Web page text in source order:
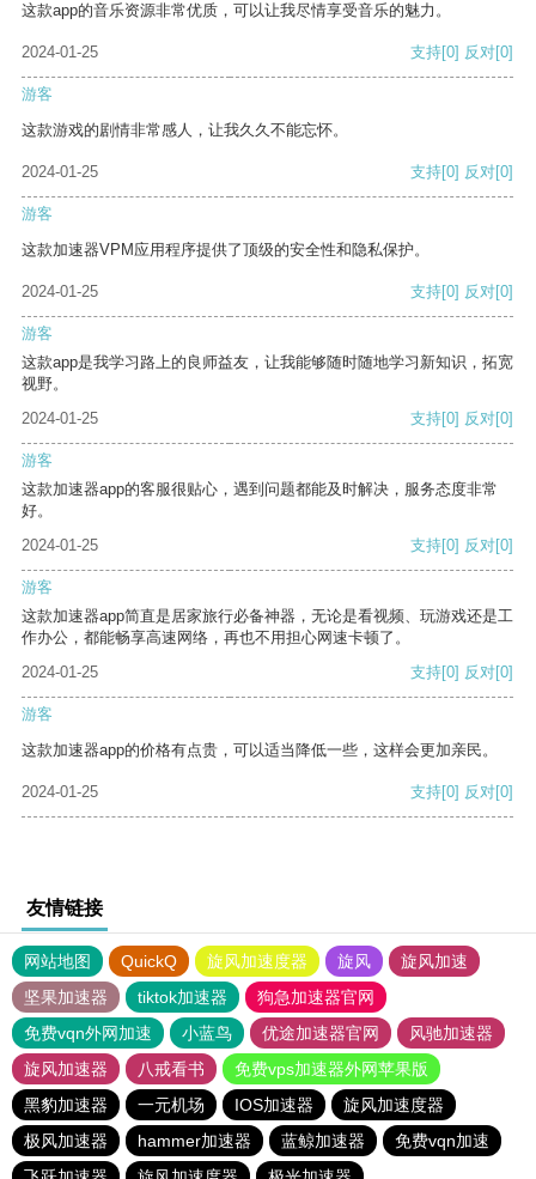
这款app的音乐资源非常优质，可以让我尽情享受音乐的魅力。
2024-01-25 支持[0] 反对[0]
游客
这款游戏的剧情非常感人，让我久久不能忘怀。
2024-01-25 支持[0] 反对[0]
游客
这款加速器VPM应用程序提供了顶级的安全性和隐私保护。
2024-01-25 支持[0] 反对[0]
游客
这款app是我学习路上的良师益友，让我能够随时随地学习新知识，拓宽
视野。
2024-01-25
支持[0] 反对[0]
游客
这款加速器app的客服很贴心，遇到问题都能及时解决，服务态度非常
好。
2024-01-25
支持[0] 反对[0]
游客
这款加速器app简直是居家旅行必备神器，无论是看视频、玩游戏还是工
作办公，都能畅享高速网络，再也不用担心网速卡顿了。
2024-01-25
支持[0] 反对[0]
游客
这款加速器app的价格有点贵，可以适当降低一些，这样会更加亲民。
2024-01-25 支持[0] 反对[0]
友情链接
网站地图 QuickQ 旋风加速度器 旋风
旋风加速
坚果加速器
tiktok加速器
狗急加速器官网
免费vqn外网加速
小蓝鸟 优途加速器官网
风驰加速器
旋风加速器
八戒看书
免费vps加速器外网苹果版
黑豹加速器
一元机场 IOS加速器
旋风加速度器
极风加速器
hammer加速器 蓝鲸加速器
免费vqn加速